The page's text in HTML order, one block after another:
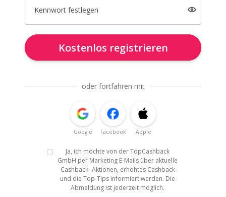
Kennwort festlegen
Kostenlos registrieren
oder fortfahren mit
Google Facebook Apple
Ja, ich möchte von der TopCashback
GmbH per Marketing E-Mails über aktuelle
Cashback- Aktionen, erhöhtes Cashback
und die Top-Tips informiert werden. Die
Abmeldung ist jederzeit möglich.